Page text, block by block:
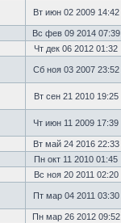
Вт июн 02 2009 14:42
Вс фев 09 2014 07:39
Чт дек 06 2012 01:32
Сб ноя 03 2007 23:52
Вт сен 21 2010 19:25
Чт июн 11 2009 17:39
Вт май 24 2016 22:33
Пн окт 11 2010 01:45
Вс ноя 20 2011 02:20
Пт мар 04 2011 03:30
Пн мар 26 2012 09:52